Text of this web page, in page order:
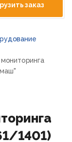
заказ
1401)